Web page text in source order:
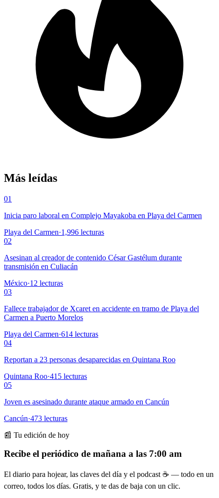
Más leídas
01
Inicia paro laboral en Complejo Mayakoba en Playa del Carmen
Playa del Carmen·1,996 lecturas
02
Asesinan al creador de contenido César Gastélum durante
transmisión en Culiacán
México·12 lecturas
03
Fallece trabajador de Xcaret en accidente en tramo de Playa del
Carmen a Puerto Morelos
Playa del Carmen·614 lecturas
04
Reportan a 23 personas desaparecidas en Quintana Roo
Quintana Roo·415 lecturas
05
Joven es asesinado durante ataque armado en Cancún
Cancún·473 lecturas
📰 Tu edición de hoy
Recibe el periódico de mañana a las 7:00 am
El diario para hojear, las claves del día y el podcast ☕ — todo en un
correo, todos los días. Gratis, y te das de baja con un clic.